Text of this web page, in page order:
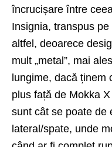
încrucișare între
Insignia, transpus
altfel, deoarece
mult „metal”, mai
lungime, dacă ținem
plus față de Mokka
sunt cât se poate de
lateral/spate, unde